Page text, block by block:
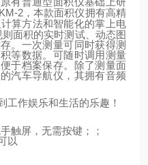
2，本款面积仪拥有高精
算方法和智能化的掌上电
面积的实时测试、动态图
。一次测量可同时获得测
等数据。可随时调用测量
于档案保存。除了测量面
汽车导航仪，其拥有音频
工作娱乐和生活的乐趣！
触屏，无需按键；；
以